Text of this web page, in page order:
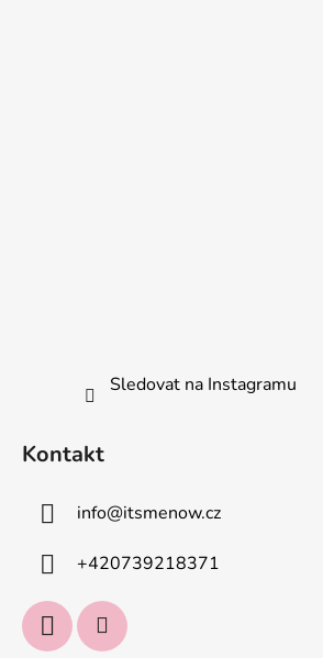
Sledovat na Instagramu
Kontakt
info@itsmenow.cz
+420739218371